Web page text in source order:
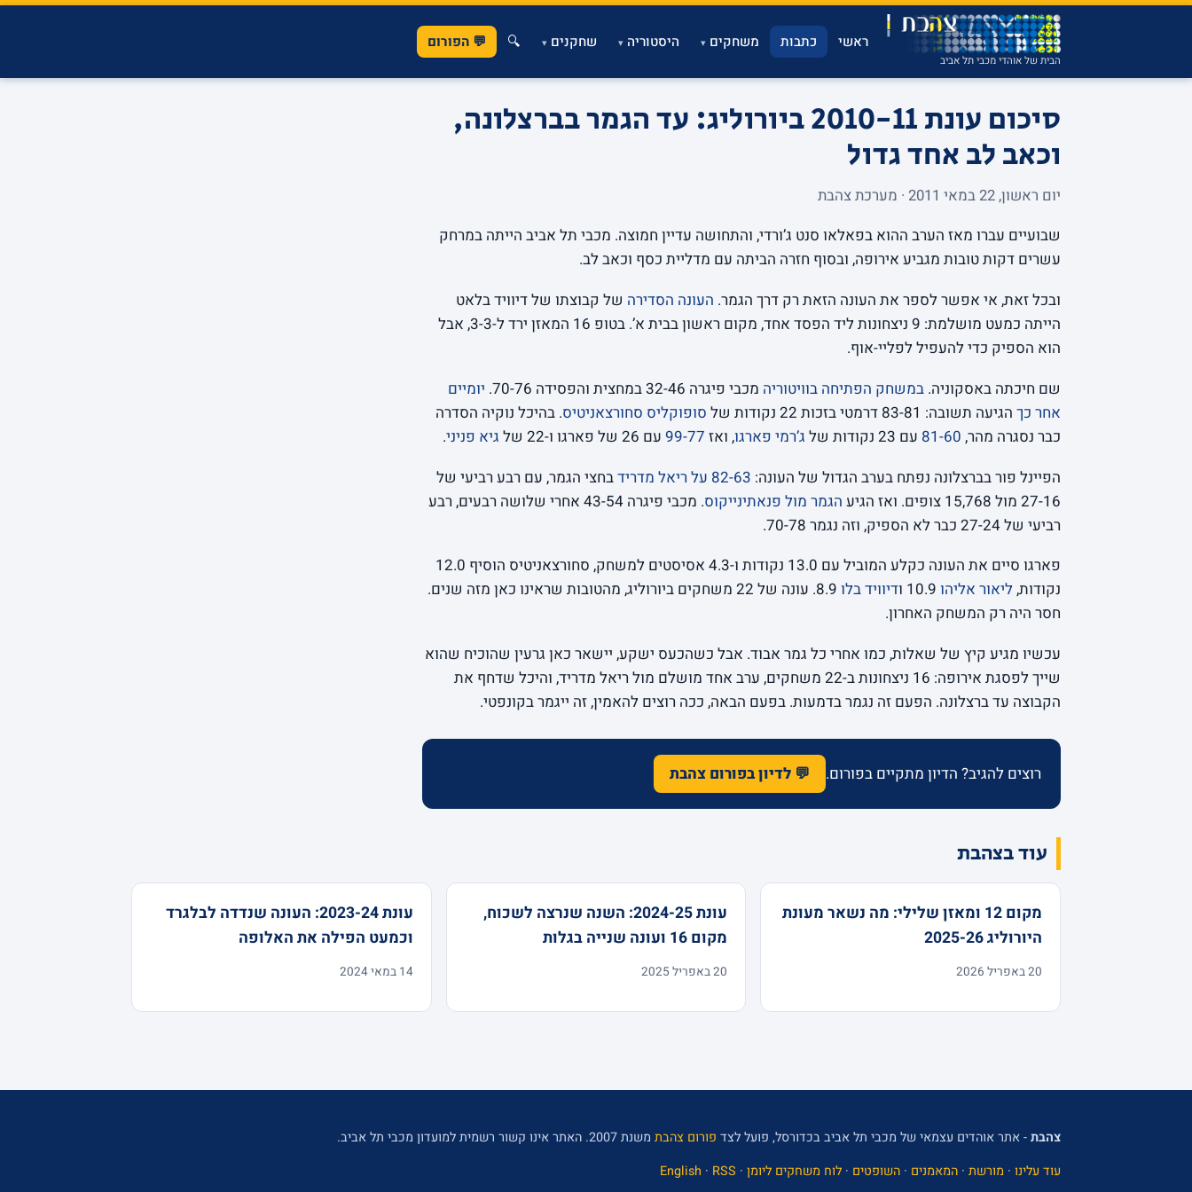
הבית של אוהדי מכבי תל אביב
ראשי כתבות משחקים▾ היסטוריה▾ שחקנים▾
🔍 💬 הפורום
סיכום עונת 2010-11 ביורוליג: עד הגמר בברצלונה,
וכאב לב אחד גדול
יום ראשון, 22 במאי 2011 · מערכת צהבת
שבועיים עברו מאז הערב ההוא בפאלאו סנט ג’ורדי, והתחושה עדיין חמוצה. מכבי תל אביב הייתה במרחק
עשרים דקות טובות מגביע אירופה, ובסוף חזרה הביתה עם מדליית כסף וכאב לב.
ובכל זאת, אי אפשר לספר את העונה הזאת רק דרך הגמר. העונה הסדירה של קבוצתו של דיוויד בלאט
הייתה כמעט מושלמת: 9 ניצחונות ליד הפסד אחד, מקום ראשון בבית א’. בטופ 16 המאזן ירד ל-3-3, אבל
הוא הספיק כדי להעפיל לפליי-אוף.
שם חיכתה באסקוניה. במשחק הפתיחה בוויטוריה מכבי פיגרה 32-46 במחצית והפסידה 70-76.
יומיים
אחר כך הגיעה תשובה: 83-81 דרמטי בזכות 22 נקודות של סופוקליס סחורצאניטיס. בהיכל נוקיה הסדרה
כבר נסגרה מהר, 81-60 עם 23 נקודות של ג’רמי פארגו, ואז 99-77 עם 26 של פארגו ו-22 של גיא פניני.
הפיינל פור בברצלונה נפתח בערב הגדול של העונה: 82-63 על ריאל מדריד
בחצי הגמר, עם רבע רביעי של
27-16 מול 15,768 צופים. ואז הגיע
הגמר מול פנאתינייקוס
. מכבי פיגרה 43-54 אחרי שלושה רבעים, רבע
רביעי של 27-24 כבר לא הספיק, וזה נגמר 70-78.
פארגו סיים את העונה כקלע המוביל עם 13.0 נקודות ו-4.3 אסיסטים למשחק, סחורצאניטיס הוסיף 12.0
נקודות, ליאור אליהו דיוויד בלו
8.9. עונה של 22 משחקים ביורוליג, מהטובות שראינו כאן מזה שנים.
חסר היה רק המשחק האחרון.
עכשיו מגיע קיץ של שאלות, כמו אחרי כל גמר אבוד. אבל כשהכעס ישקע, יישאר כאן גרעין שהוכיח שהוא
שייך לפסגת אירופה: 16 ניצחונות ב-22 משחקים, ערב אחד מושלם מול ריאל מדריד, והיכל שדחף את
הקבוצה עד ברצלונה. הפעם זה נגמר בדמעות. בפעם הבאה, ככה רוצים להאמין, זה ייגמר בקונפטי.
רוצים להגיב? הדיון מתקיים בפורום. 💬 לדיון בפורום צהבת
עוד בצהבת
מקום 12 ומאזן שלילי: מה נשאר מעונת
היורוליג 2025-26
20 באפריל 2026
עונת 2024-25: השנה שנרצה לשכוח,
מקום 16 ועונה שנייה בגלות
20 באפריל 2025
עונת 2023-24: העונה שנדדה לבלגרד
וכמעט הפילה את האלופה
14 במאי 2024
צהבת- אתר אוהדים עצמאי של מכבי תל אביב בכדורסל, פועל לצד פורום צהבת משנת 2007. האתר אינו קשור רשמית למועדון מכבי תל אביב.
עוד עלינו · מורשת · המאמנים · השופטים · לוח משחקים ליומן ·
English · RSS